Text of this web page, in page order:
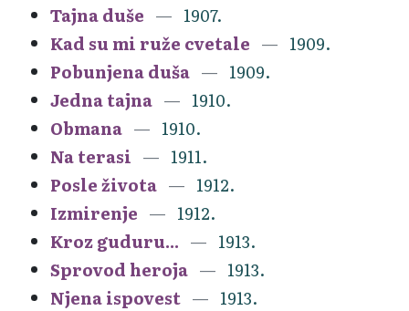
Tajna duše
1907.
Kad su mi ruže cvetale
1909.
Pobunjena duša
1909.
Jedna tajna
1910.
Obmana
1910.
Na terasi
1911.
Posle života
1912.
Izmirenje
1912.
Kroz guduru...
1913.
Sprovod heroja
1913.
Njena ispovest
1913.